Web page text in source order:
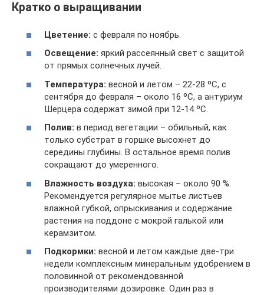
Кратко о выращивании
Цветение: с февраля по ноябрь.
Освещение: яркий рассеянный свет с защитой
от прямых солнечных лучей.
Температура: весной и летом – 22-28 ºC, с
сентября до февраля – около 16 ºC, а антуриум
Шерцера содержат зимой при 12-14 ºC.
Полив: в период вегетации – обильный, как
только субстрат в горшке высохнет до
середины глубины. В остальное время полив
сокращают до умеренного.
Влажность воздуха: высокая – около 90 %.
Рекомендуется регулярное мытье листьев
влажной губкой, опрыскивания и содержание
растения на поддоне с мокрой галькой или
керамзитом.
Подкормки: весной и летом каждые две-три
недели комплексным минеральным удобрением в
половинной от рекомендованной
производителями дозировке. Один раз в